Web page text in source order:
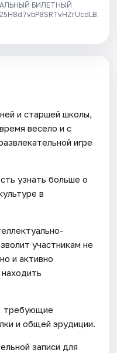
БИЛЕТНЫЙ
и старшей школы,
весело и с
игре
узнать больше о
в
участникам не
и активно
требующие
и общей эрудиции.
записи для